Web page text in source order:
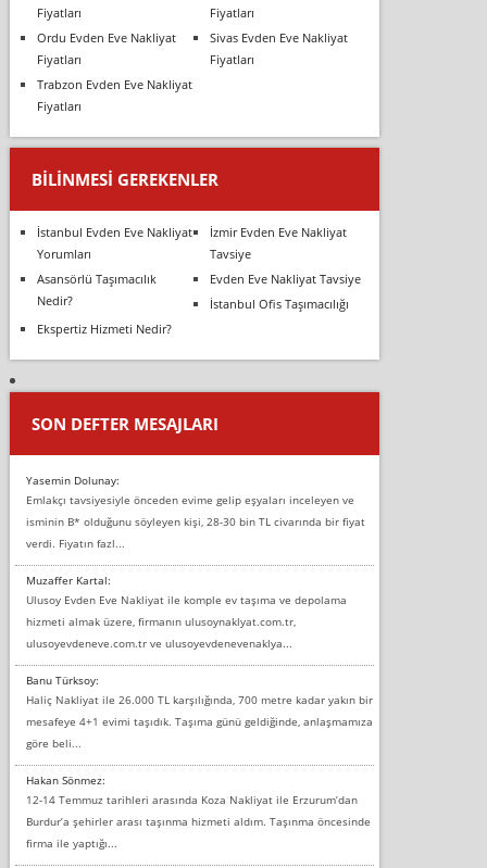
Fiyatları
Fiyatları
Ordu Evden Eve Nakliyat
Fiyatları
Sivas Evden Eve Nakliyat
Fiyatları
Trabzon Evden Eve Nakliyat
Fiyatları
BILINMESI GEREKENLER
İstanbul Evden Eve Nakliyat
Yorumları
İzmir Evden Eve Nakliyat
Tavsiye
Asansörlü Taşımacılık
Nedir?
Evden Eve Nakliyat Tavsiye
İstanbul Ofis Taşımacılığı
Ekspertiz Hizmeti Nedir?
SON DEFTER MESAJLARI
Yasemin Dolunay:
Emlakçı tavsiyesiyle önceden evime gelip eşyaları inceleyen ve
isminin B* olduğunu söyleyen kişi, 28-30 bin TL civarında bir fiyat
verdi. Fiyatın fazl...
Muzaffer Kartal:
Ulusoy Evden Eve Nakliyat ile komple ev taşıma ve depolama
hizmeti almak üzere, firmanın ulusoynaklyat.com.tr,
ulusoyevdeneve.com.tr ve ulusoyevdenevenaklya...
Banu Türksoy:
Haliç Nakliyat ile 26.000 TL karşılığında, 700 metre kadar yakın bir
mesafeye 4+1 evimi taşıdık. Taşıma günü geldiğinde, anlaşmamıza
göre beli...
Hakan Sönmez:
12-14 Temmuz tarihleri arasında Koza Nakliyat ile Erzurum’dan
Burdur’a şehirler arası taşınma hizmeti aldım. Taşınma öncesinde
firma ile yaptığı...